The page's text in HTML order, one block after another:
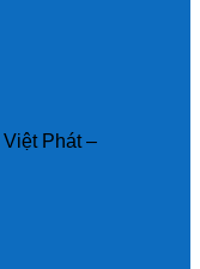
Phát –